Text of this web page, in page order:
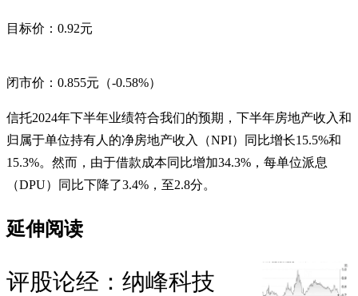
目标价：0.92元
闭市价：0.855元（-0.58%）
信托2024年下半年业绩符合我们的预期，下半年房地产收入和
归属于单位持有人的净房地产收入（NPI）同比增长15.5%和
15.3%。然而，由于借款成本同比增加34.3%，每单位派息
（DPU）同比下降了3.4%，至2.8分。
延伸阅读
评股论经：纳峰科技